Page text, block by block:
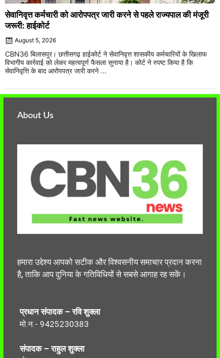
सेवानिवृत्त कर्मचारी को आरोपपत्र जारी करने से पहले राज्यपाल की मंजूरी
जरूरी: हाईकोर्ट
August 5, 2026
CBN36 बिलासपुर। छत्तीसगढ़ हाईकोर्ट ने सेवानिवृत्त शासकीय कर्मचारियों के खिलाफ
विभागीय कार्रवाई को लेकर महत्वपूर्ण फैसला सुनाया है। कोर्ट ने स्पष्ट किया है कि
सेवानिवृत्ति के बाद आरोपपत्र जारी करने ...
About Us
हमारा उद्देश्य आपको सटीक और विश्वसनीय समाचार प्रदान करना
है, ताकि आप दुनिया के गतिविधियों से सबसे आगाह रह सकें।
प्रधान संपादक – रवि शुक्ला
मो.न.- 9425230383
संपादक – राहुल शुक्ला